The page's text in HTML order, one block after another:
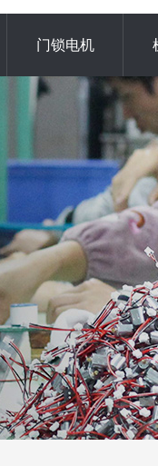
门锁电机